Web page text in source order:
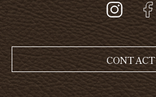
CONTACT